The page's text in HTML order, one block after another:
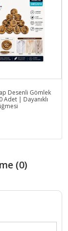
Desenli Gömlek
Adet | Dayanıklı
(0)